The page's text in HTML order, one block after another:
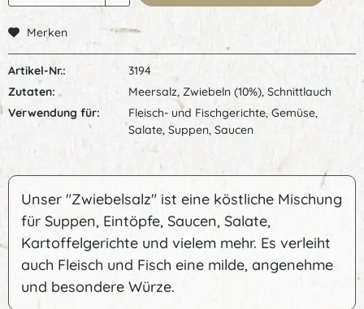
Merken
Artikel-Nr.:
3194
Zutaten:
Meersalz, Zwiebeln (10%), Schnittlauch
Verwendung für:
Fleisch- und Fischgerichte, Gemüse,
Salate, Suppen, Saucen
Unser "Zwiebelsalz" ist eine köstliche Mischung
für Suppen, Eintöpfe, Saucen, Salate,
Kartoffelgerichte und vielem mehr. Es verleiht
auch Fleisch und Fisch eine milde, angenehme
und besondere Würze.